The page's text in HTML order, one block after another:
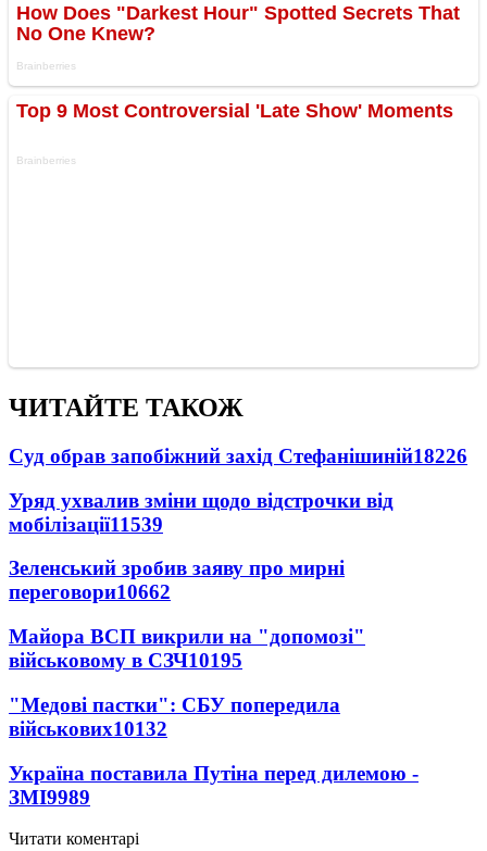
ЧИТАЙТЕ ТАКОЖ
Суд обрав запобіжний захід Стефанішиній18226
Уряд ухвалив зміни щодо відстрочки від
мобілізації11539
Зеленський зробив заяву про мирні
переговори10662
Майора ВСП викрили на "допомозі"
військовому в СЗЧ10195
"Медові пастки": СБУ попередила
військових10132
Україна поставила Путіна перед дилемою -
ЗМІ9989
Читати коментарі